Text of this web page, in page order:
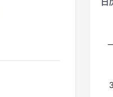
日
3